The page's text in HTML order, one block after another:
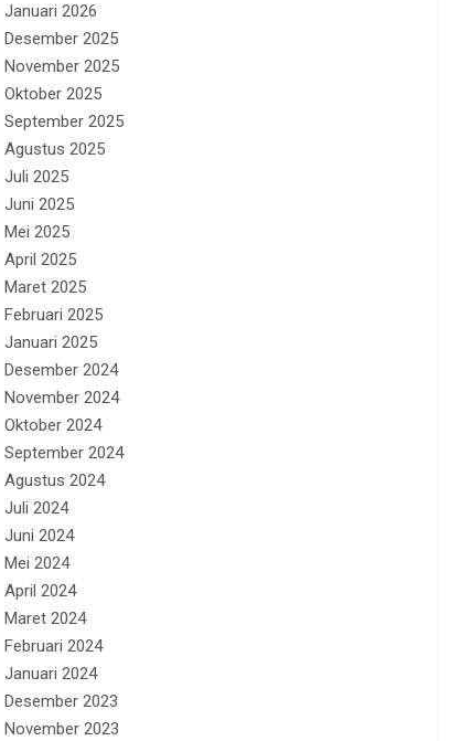
Januari 2026
Desember 2025
November 2025
Oktober 2025
September 2025
Agustus 2025
Juli 2025
Juni 2025
Mei 2025
April 2025
Maret 2025
Februari 2025
Januari 2025
Desember 2024
November 2024
Oktober 2024
September 2024
Agustus 2024
Juli 2024
Juni 2024
Mei 2024
April 2024
Maret 2024
Februari 2024
Januari 2024
Desember 2023
November 2023